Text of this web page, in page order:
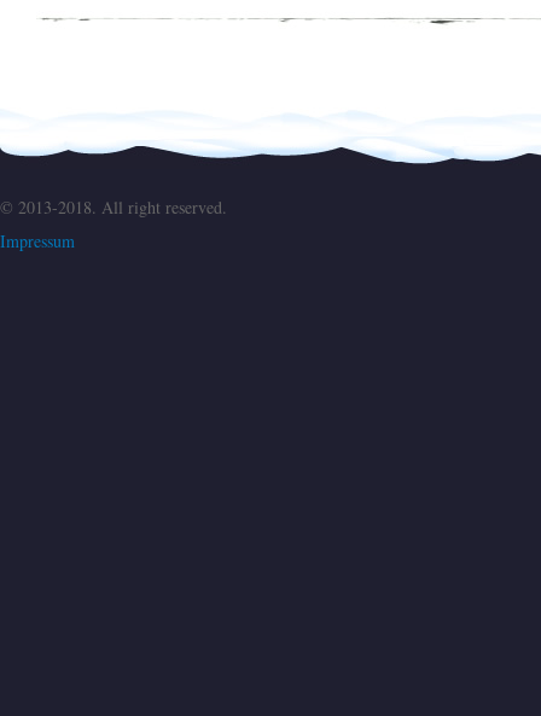
© 2013-2018. All right reserved.
Impressum